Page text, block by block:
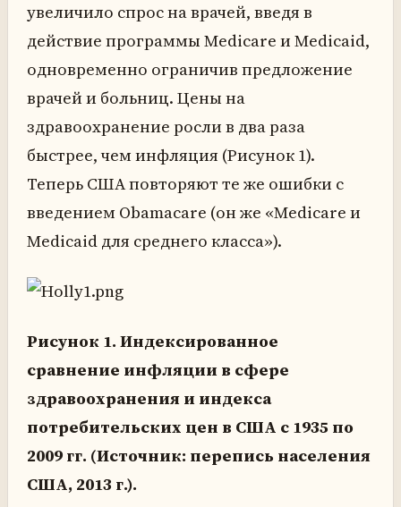
увеличило спрос на врачей, введя в
действие программы Medicare и Medicaid,
одновременно ограничив предложение
врачей и больниц. Цены на
здравоохранение росли в два раза
быстрее, чем инфляция (Рисунок 1).
Теперь США повторяют те же ошибки с
введением Obamacare (он же «Medicare и
Medicaid для среднего класса»).
Рисунок 1. Индексированное
сравнение инфляции в сфере
здравоохранения и индекса
потребительских цен в США с 1935 по
2009 гг. (Источник: перепись населения
США, 2013 г.).